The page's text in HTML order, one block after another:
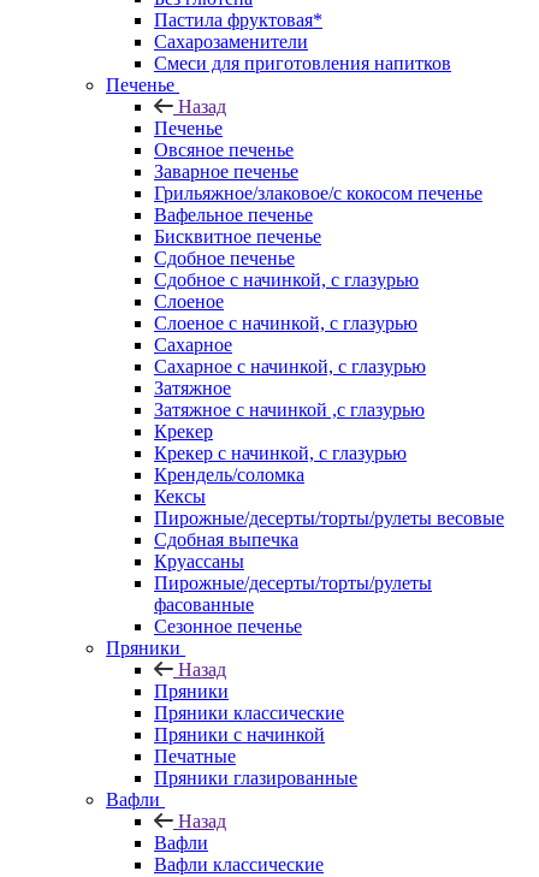
Пастила фруктовая*
Сахарозаменители
Смеси для приготовления напитков
Печенье
Назад
Печенье
Овсяное печенье
Заварное печенье
Грильяжное/злаковое/с кокосом печенье
Вафельное печенье
Бисквитное печенье
Сдобное печенье
Сдобное с начинкой, с глазурью
Слоеное
Слоеное с начинкой, с глазурью
Сахарное
Сахарное с начинкой, с глазурью
Затяжное
Затяжное с начинкой ,с глазурью
Крекер
Крекер с начинкой, с глазурью
Крендель/соломка
Кексы
Пирожные/десерты/торты/рулеты весовые
Сдобная выпечка
Круассаны
Пирожные/десерты/торты/рулеты
фасованные
Сезонное печенье
Пряники
Назад
Пряники
Пряники классические
Пряники с начинкой
Печатные
Пряники глазированные
Вафли
Назад
Вафли
Вафли классические